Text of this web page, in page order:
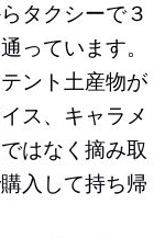
タクシーで３
っています。
ント土産物が
ス、キャラメ
はなく摘み取
入して持ち帰